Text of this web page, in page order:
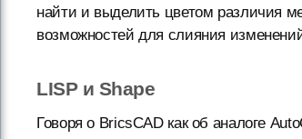
найти и выделить цветом различия
возможностей для слияния
LISP и Shape
Говоря о BricsCAD как об аналоге